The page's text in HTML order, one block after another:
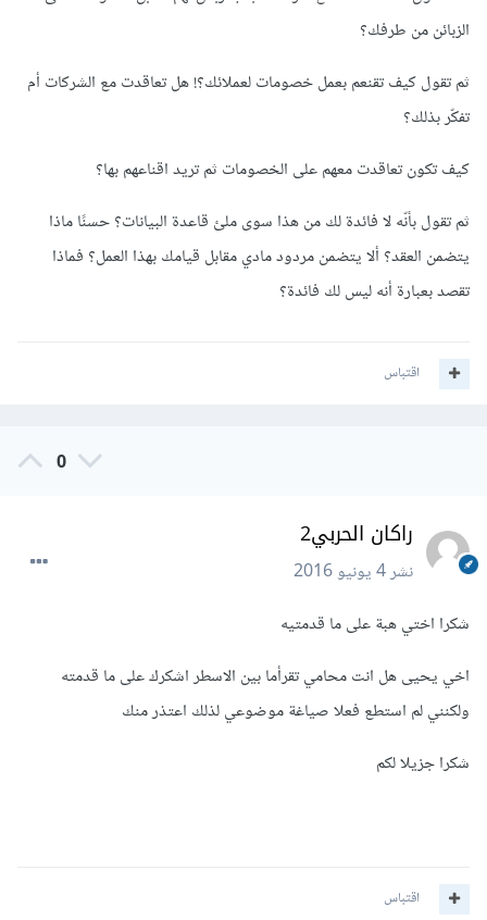
الزبائن من طرفك؟
ثم تقول كيف تقنعم بعمل خصومات لعملائك؟! هل تعاقدت مع الشركات أم
تفكّر بذلك؟
كيف تكون تعاقدت معهم على الخصومات ثم تريد اقناعهم بها؟
ثم تقول بأنّه لا فائدة لك من هذا سوى ملئ قاعدة البيانات؟ حسنًا ماذا
يتضمن العقد؟ ألا يتضمن مردود مادي مقابل قيامك بهذا العمل؟ فماذا
تقصد بعبارة أنه ليس لك فائدة؟
اقتباس
0
راكان الحربي2
نشر4 يونيو 2016
شكرا اختي هبة على ما قدمتيه
اخي يحيى هل انت محامي تقرأما بين الاسطر اشكرك على ما قدمته
ولكنني لم استطع فعلا صياغة موضوعي لذلك اعتذر منك
شكرا جزيلا لكم
اقتباس